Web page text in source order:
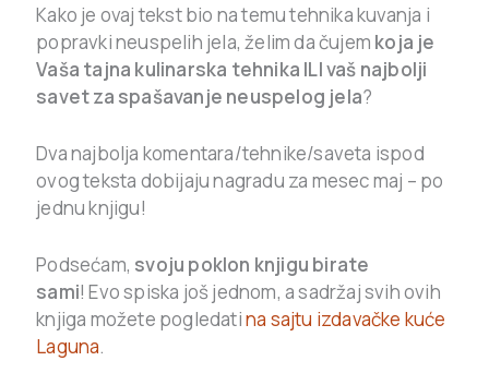
Kako je ovaj tekst bio na temu tehnika kuvanja i
popravki neuspelih jela, želim da čujem koja je
Vaša tajna kulinarska tehnika ILI vaš najbolji
savet za spašavanje neuspelog jela?
Dva najbolja komentara/tehnike/saveta ispod
ovog teksta dobijaju nagradu za mesec maj – po
jednu knjigu!
Podsećam, svoju poklon knjigu birate
sami! Evo spiska još jednom, a sadržaj svih ovih
knjiga možete pogledatina sajtu izdavačke kuće
Laguna.